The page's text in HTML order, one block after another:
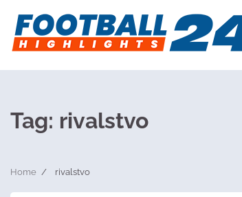
content
Tag: rivalstvo
Home rivalstvo